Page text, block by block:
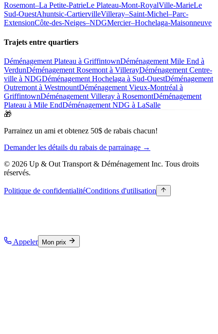
Rosemont–La Petite-PatrieLe Plateau-Mont-RoyalVille-MarieLe
Sud-OuestAhuntsic-CartiervilleVilleray–Saint-Michel–Parc-
ExtensionCôte-des-Neiges–NDGMercier–Hochelaga-Maisonneuve
Trajets entre quartiers
Déménagement Plateau à GriffintownDéménagement Mile End à
VerdunDéménagement Rosemont à VillerayDéménagement Centre-
ville à NDGDéménagement Hochelaga à Sud-OuestDéménagement
Outremont à WestmountDéménagement Vieux-Montréal à
GriffintownDéménagement Villeray à RosemontDéménagement
Plateau à Mile EndDéménagement NDG à LaSalle
🎁
Parrainez un ami et obtenez 50$ de rabais chacun!
Demander les détails du rabais de parrainage →
© 2026 Up & Out Transport & Déménagement Inc. Tous droits
réservés.
Politique de confidentialitéConditions d'utilisation
Appeler Mon prix